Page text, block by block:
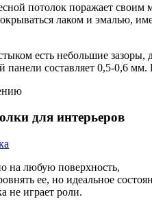
потолок поражает своим
лаком и эмалью,
есть небольшие
составляет 0,5-0,6
для интерьеров
на любую поверхность,
ее, но идеальное
не играет роли.